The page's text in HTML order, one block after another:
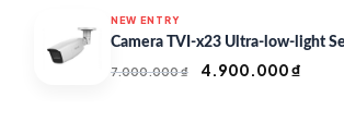
NEW ENTRY
Camera TVI-x23 Ultra-low-light
7.000.000₫
Giá
4.900.000₫